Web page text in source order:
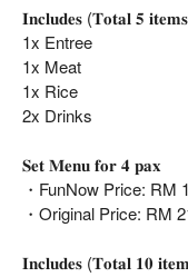
𝐈𝐧𝐜𝐥𝐮𝐝𝐞𝐬 (𝐓𝐨𝐭𝐚𝐥 𝟓
1x Entree
1x Meat
1x Rice
2x Drinks
𝐒𝐞𝐭 𝐌𝐞𝐧𝐮 𝐟𝐨𝐫 𝟒 𝐩𝐚𝐱
・FunNow Price: RM
・Original Price: RM
𝐈𝐧𝐜𝐥𝐮𝐝𝐞𝐬 (𝐓𝐨𝐭𝐚𝐥 𝟏𝟎